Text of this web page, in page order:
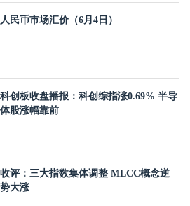
人民币市场汇价（6月4日）
科创板收盘播报：科创综指涨0.69% 半导
体股涨幅靠前
收评：三大指数集体调整 MLCC概念逆
势大涨